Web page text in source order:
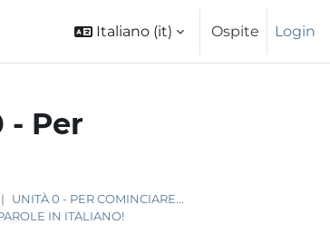
Italiano ‎(it)‎ Ospite Login
- Per
UNITÀ 0 - PER COMINCIARE...
IN ITALIANO!